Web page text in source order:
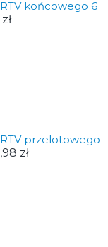
końcowego 6
przelotowego
zł